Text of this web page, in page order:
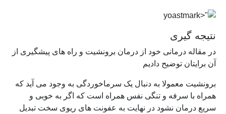
نتیجه گیری
در مقاله درمانی خود از درمان برونشیت و راه های پیشگیری از
آن برایتان توضیح دادیم
برونشیت معمولا به دنبال یک سرماخوردگی به وجود می آید که
همراه با سرفه و تنگی نفس همراه است که اگر به خوبی و
سریع درمان نشود در نهایت به عفونت های ریوی سخت تبدیل